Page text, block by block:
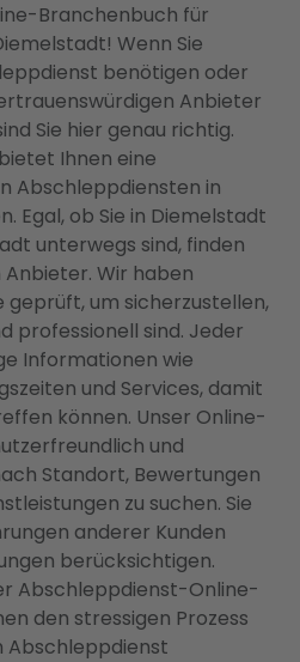
Branchenbuch für
Wenn Sie
benötigen oder
Anbieter
Sie hier genau richtig.
Ihnen eine
Abschleppdiensten in
Egal, ob Sie in Diemelstadt
unterwegs sind, finden
Anbieter. Wir haben
um sicherzustellen,
professionell sind. Jeder
Informationen wie
und Services, damit
können. Unser Online-
und
Standort, Bewertungen
zu suchen. Sie
anderer Kunden
berücksichtigen.
Abschleppdienst-Online-
den stressigen Prozess
Abschleppdienst